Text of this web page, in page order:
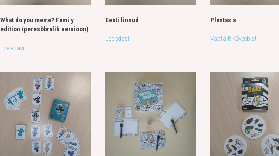
What do you meme? Family
edition (peresõbralik versioon)
Loe edasi
Eesti linnud
Loe edasi
Plantasia
Vaata RIKSveebist